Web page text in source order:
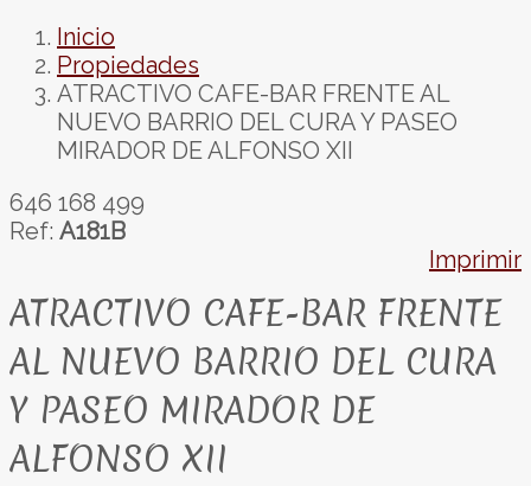
Inicio
Propiedades
ATRACTIVO CAFE-BAR FRENTE AL
NUEVO BARRIO DEL CURA Y PASEO
MIRADOR DE ALFONSO XII
646 168 499
Ref: A181B
Imprimir
ATRACTIVO CAFE-BAR FRENTE
AL NUEVO BARRIO DEL CURA
Y PASEO MIRADOR DE
ALFONSO XII